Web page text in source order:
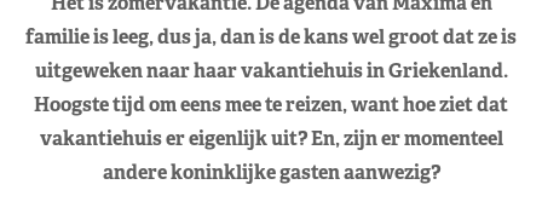
familie is leeg, dus ja, dan is de kans wel groot dat ze is
uitgeweken naar haar vakantiehuis in Griekenland.
Hoogste tijd om eens mee te reizen, want hoe ziet dat
vakantiehuis er eigenlijk uit? En, zijn er momenteel
andere koninklijke gasten aanwezig?